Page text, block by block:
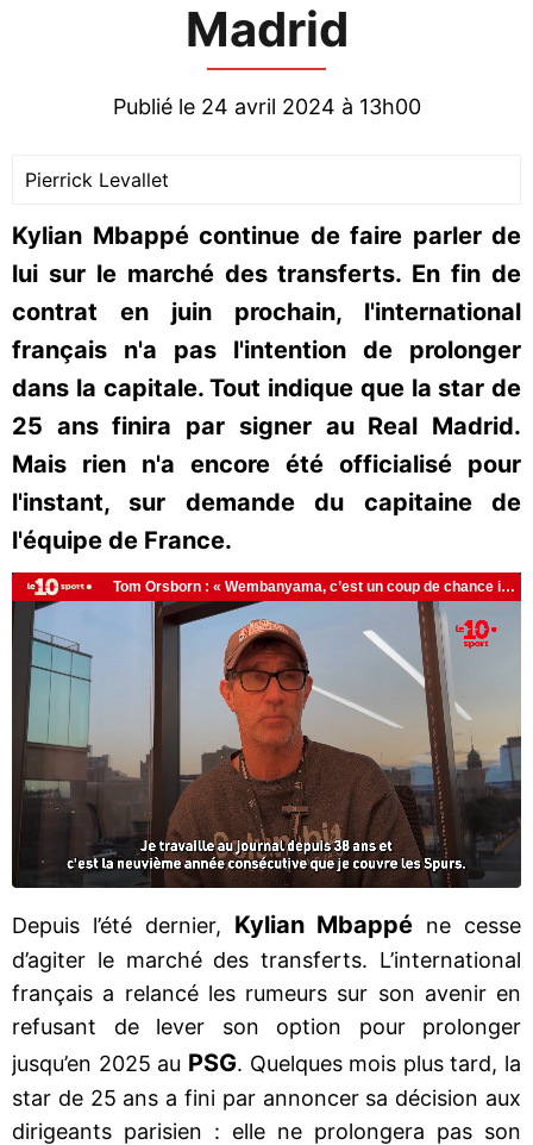
Madrid
Publié le 24 avril 2024 à 13h00
Pierrick Levallet
Kylian Mbappé continue de faire parler de
lui sur le marché des transferts. En fin de
contrat en juin prochain, l'international
français n'a pas l'intention de prolonger
dans la capitale. Tout indique que la star de
25 ans finira par signer au Real Madrid.
Mais rien n'a encore été officialisé pour
l'instant, sur demande du capitaine de
l'équipe de France.
Depuis l’été dernier, Kylian Mbappé ne cesse
d’agiter le marché des transferts. L’international
français a relancé les rumeurs sur son avenir en
refusant de lever son option pour prolonger
jusqu’en 2025 au PSG. Quelques mois plus tard, la
star de 25 ans a fini par annoncer sa décision aux
dirigeants parisien : elle ne prolongera pas son